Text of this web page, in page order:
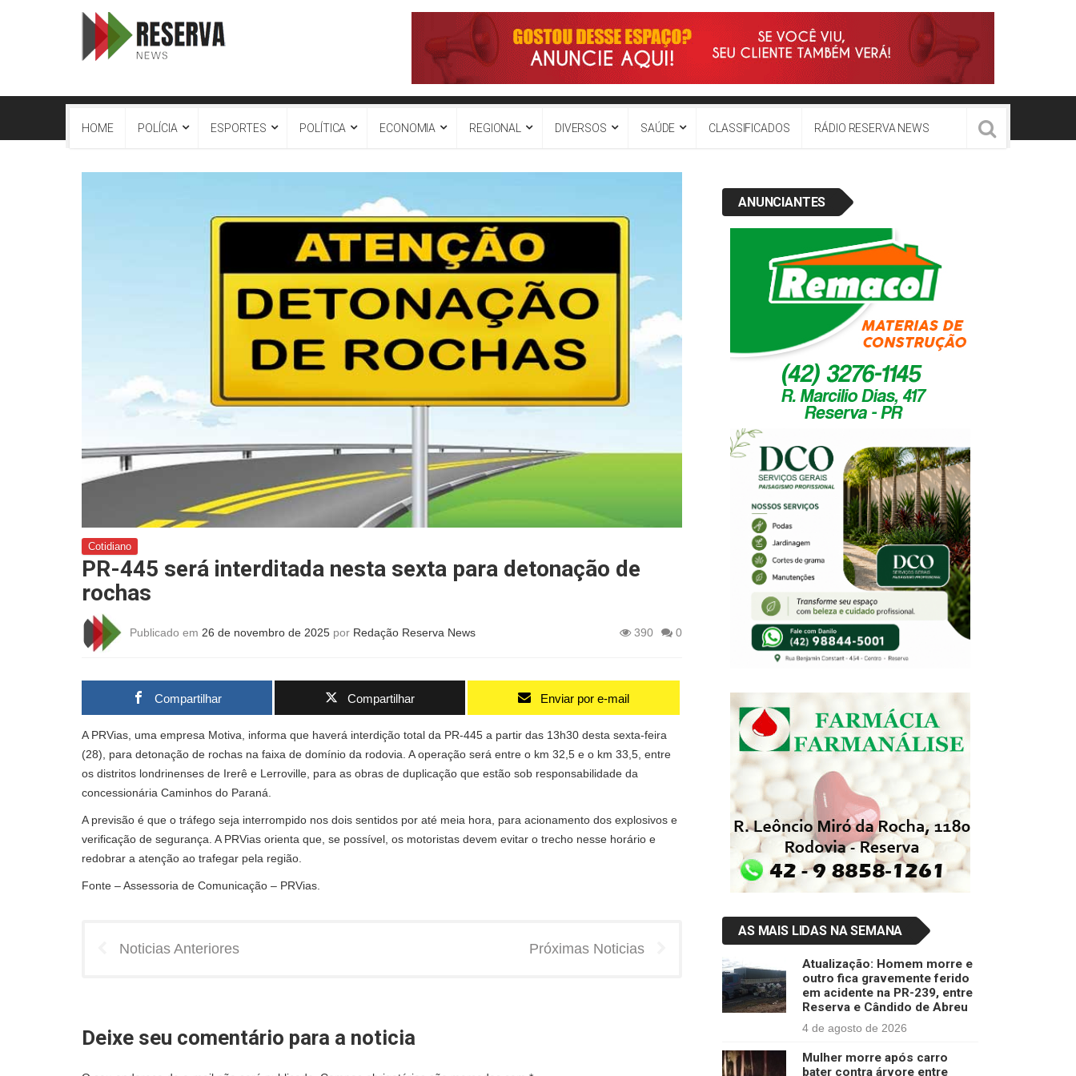
HOME POLÍCIA ESPORTES POLÍTICA ECONOMIA REGIONAL DIVERSOS SAÚDE CLASSIFICADOS RÁDIO RESERVA NEWS
Cotidiano
PR-445 será interditada nesta sexta para detonação de
rochas
Publicado em 26 de novembro de 2025 por Redação Reserva News 390 0
Compartilhar Compartilhar Enviar por e-mail
A PRVias, uma empresa Motiva, informa que haverá interdição total da PR-445 a partir das 13h30 desta sexta-feira
(28), para detonação de rochas na faixa de domínio da rodovia. A operação será entre o km 32,5 e o km 33,5, entre
os distritos londrinenses de Irerê e Lerroville, para as obras de duplicação que estão sob responsabilidade da
concessionária Caminhos do Paraná.
A previsão é que o tráfego seja interrompido nos dois sentidos por até meia hora, para acionamento dos explosivos e
verificação de segurança. A PRVias orienta que, se possível, os motoristas devem evitar o trecho nesse horário e
redobrar a atenção ao trafegar pela região.
Fonte – Assessoria de Comunicação – PRVias.
Noticias Anteriores Próximas Noticias
Deixe seu comentário para a noticia
ANUNCIANTES
AS MAIS LIDAS NA SEMANA
Atualização: Homem morre e
outro fica gravemente ferido
em acidente na PR-239, entre
Reserva e Cândido de Abreu
4 de agosto de 2026
Mulher morre após carro
bater contra árvore entre